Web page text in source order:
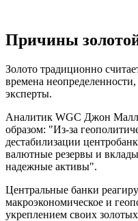
Причины
Золото традиционно
времена
эксперты.
Аналитик WGC Джон
образом: "Из-за
дестабилизации
валютные резервы и
надежные активы".
Центральные банки
макроэкономическое и
укреплением своих золотых